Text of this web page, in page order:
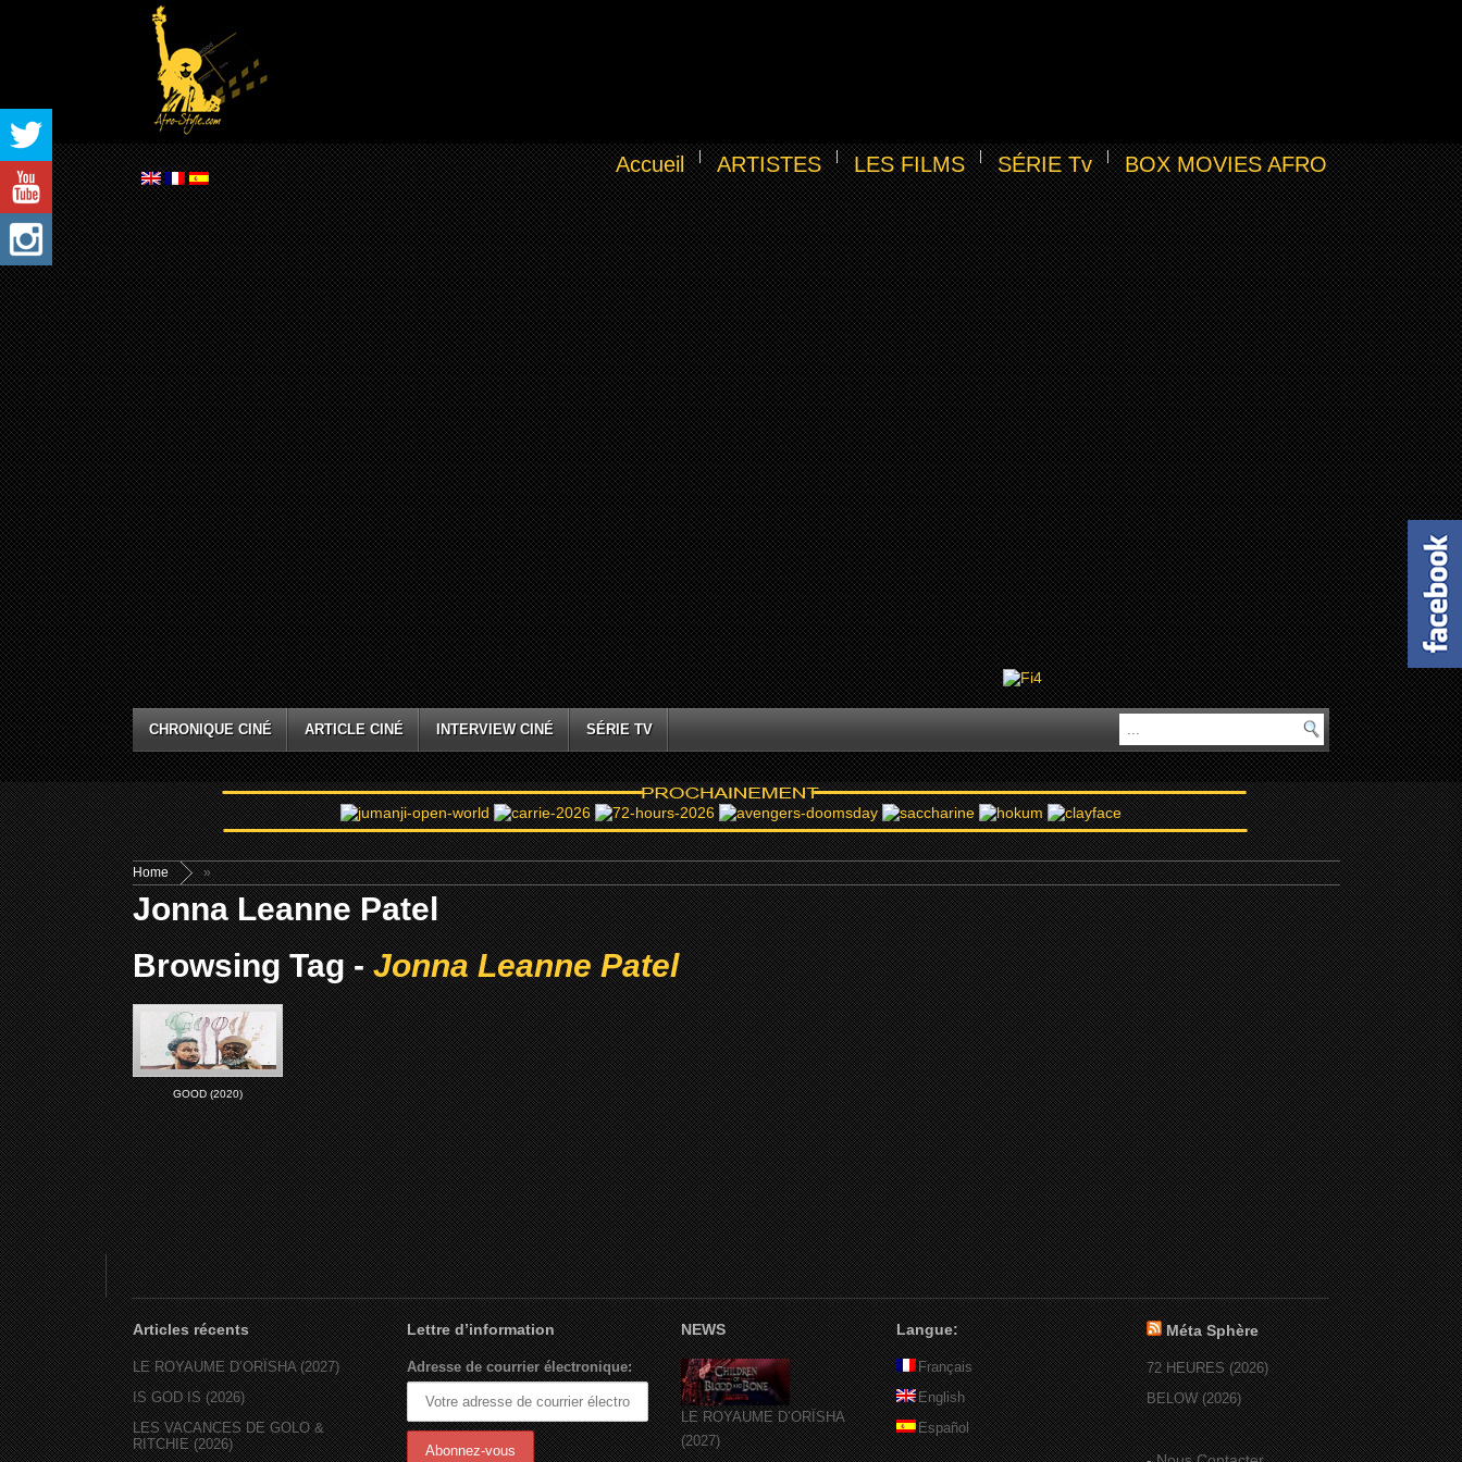
Accueil ARTISTES LES FILMS SÉRIE Tv BOX MOVIES AFRO
CHRONIQUE CINÉ ARTICLE CINÉ INTERVIEW CINÉ SÉRIE TV
Home »
Jonna Leanne Patel
Browsing Tag -Jonna Leanne Patel
GOOD (2020)
Articles récents
LE ROYAUME D’ORÏSHA (2027)
IS GOD IS (2026)
LES VACANCES DE GOLO &
RITCHIE (2026)
Lettre d’information
Adresse de courrier électronique:
NEWS
LE ROYAUME D’ORÏSHA
(2027)
Langue:
Français
English
Español
Méta Sphère
72 HEURES (2026)
BELOW (2026)